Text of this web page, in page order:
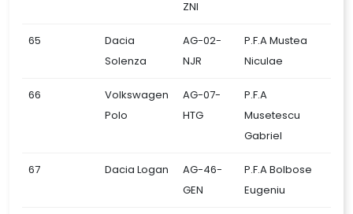
ZNI
65
Dacia
Solenza
AG-02-
NJR
P.F.A Mustea
Niculae
66
Volkswagen
Polo
AG-07-
HTG
P.F.A
Musetescu
Gabriel
67 Dacia Logan
AG-46-
GEN
P.F.A Bolbose
Eugeniu